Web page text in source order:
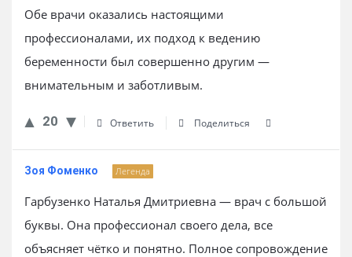
Обе врачи оказались настоящими
профессионалами, их подход к ведению
беременности был совершенно другим —
внимательным и заботливым.
20 Ответить Поделиться
Зоя Фоменко Легенда
Гарбузенко Наталья Дмитриевна — врач с большой
буквы. Она профессионал своего дела, все
объясняет чётко и понятно. Полное сопровождение